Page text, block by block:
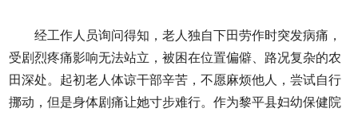
经工作人员询问得知，老人独自下田劳作时突发病痛，
受剧烈疼痛影响无法站立，被困在位置偏僻、路况复杂的农
田深处。起初老人体谅干部辛苦，不愿麻烦他人，尝试自行
挪动，但是身体剧痛让她寸步难行。作为黎平县妇幼保健院